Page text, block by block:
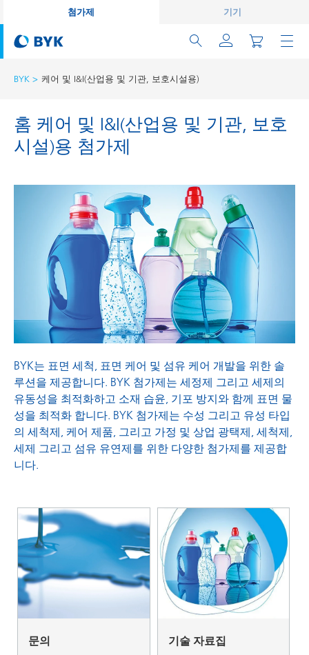
첨가제 기기
BYK 케어 및 I&I(산업용 및 기관, 보호시설용)
홈 케어 및 I&I(산업용 및 기관, 보호
시설)용 첨가제
BYK는 표면 세척, 표면 케어 및 섬유 케어 개발을 위한 솔
루션을 제공합니다. BYK 첨가제는 세정제 그리고 세제의
유동성을 최적화하고 소재 습윤, 기포 방지와 함께 표면 물
성을 최적화 합니다. BYK 첨가제는 수성 그리고 유성 타입
의 세척제, 케어 제품, 그리고 가정 및 상업 광택제, 세척제,
세제 그리고 섬유 유연제를 위한 다양한 첨가제를 제공합
니다.
문의 기술 자료집